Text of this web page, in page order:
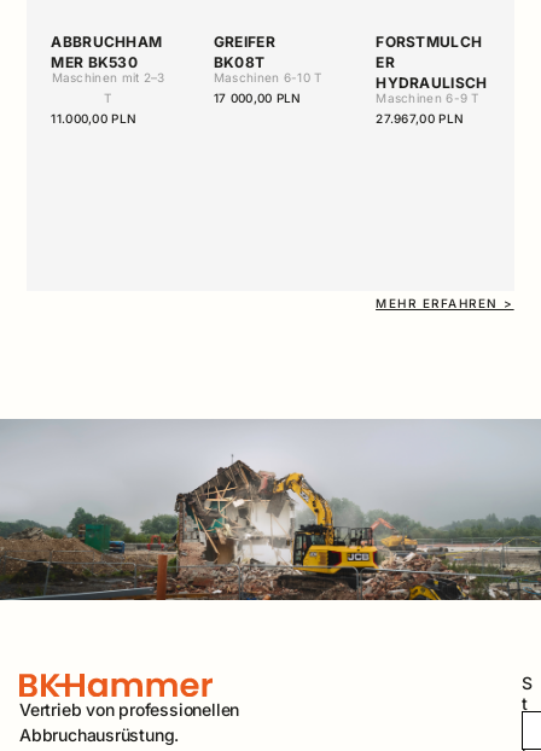
ABBRUCHHAM
MER BK530
Maschinen mit 2–3
T
11.000,00 PLN
GREIFER
BK08T
Maschinen 6-10 T
17 000,00 PLN
FORSTMULCH
ER
HYDRAULISCH
Maschinen 6-9 T
27.967,00 PLN
MEHR ERFAHREN >
Vertrieb von professionellen
Abbruchausrüstung.
S
t
r